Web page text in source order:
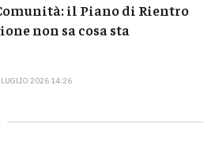
il Piano di Rientro
non sa cosa sta
2026 14:26